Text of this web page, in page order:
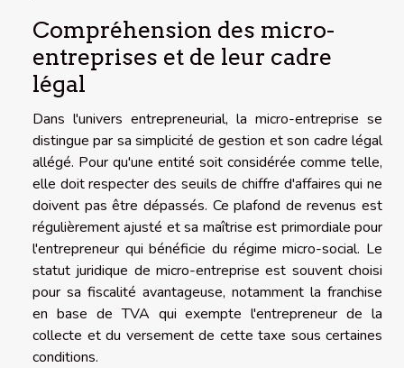
Compréhension des micro-
entreprises et de leur cadre
légal
Dans l'univers entrepreneurial, la micro-entreprise se
distingue par sa simplicité de gestion et son cadre légal
allégé. Pour qu'une entité soit considérée comme telle,
elle doit respecter des seuils de chiffre d'affaires qui ne
doivent pas être dépassés. Ce plafond de revenus est
régulièrement ajusté et sa maîtrise est primordiale pour
l'entrepreneur qui bénéficie du régime micro-social. Le
statut juridique de micro-entreprise est souvent choisi
pour sa fiscalité avantageuse, notamment la franchise
en base de TVA qui exempte l'entrepreneur de la
collecte et du versement de cette taxe sous certaines
conditions.